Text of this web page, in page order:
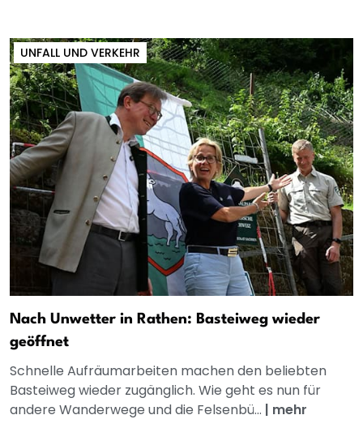
UNFALL UND VERKEHR
Nach Unwetter in Rathen: Basteiweg wieder
geöffnet
Schnelle Aufräumarbeiten machen den beliebten
Basteiweg wieder zugänglich. Wie geht es nun für
andere Wanderwege und die Felsenbü... | mehr